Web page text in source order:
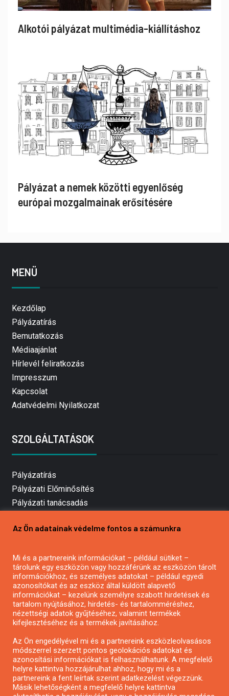
Alkotói pályázat multimédia-kiállításhoz
Pályázat a nemek közötti egyenlőség
európai mozgalmainak erősítésére
MENÜ
Kezdőlap
Pályázatírás
Bemutatkozás
Médiaajánlat
Hírlevél feliratkozás
Impresszum
Kapcsolat
Adatvédelmi Nyilatkozat
SZOLGÁLTATÁSOK
Pályázatírás
Pályázati Előminősítés
Pályázati tanácsadás
Mezőgazdasági pályázatírás
Pályázatírás civil szervezeteknek
Pályázatírás önkormányzatoknak
Pályázatfigyelés
Specifikus pályázatfigyelés vagy hírlevél
Pályázatok magánszemélyeknek
Pályázatok civil szervezeteknek
Az Ön adatainak védelme fontos a számunkra
Mi és a partnereink információkat – például sütiket –
tárolunk egy eszközön vagy hozzáférünk az eszközön tárolt
információkhoz, és személyes adatokat – például egyedi
azonosítókat és az eszköz által küldött alapvető
információkat – kezelünk személyre szabott hirdetések és
tartalom nyújtásához, hirdetés- és tartalomméréshez,
nézettségi adatok gyűjtéséhez, valamint termékek
kifejlesztéséhez és a termékek javításához.
Az Ön engedélyével mi és a partnereink eszközleolvasásos
módszerrel szerzett pontos geolokációs adatokat és
azonosítási információkat is felhasználhatunk. A megfelelő
helyre kattintva hozzájárulhat ahhoz, hogy mi és a
partnereink a fent leírtak szerint adatkezelést végezzünk.
Másik lehetőségként a megfelelő helyre kattintva